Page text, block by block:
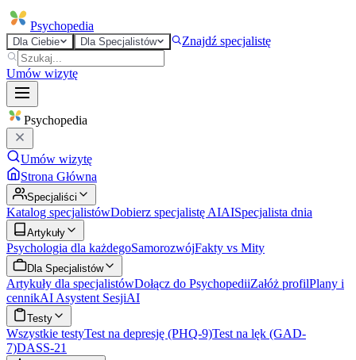
Psychopedia
Dla Ciebie Dla Specjalistów Znajdź specjalistę
Umów wizytę
Psychopedia
Umów wizytę
Strona Główna
Specjaliści
Katalog specjalistówDobierz specjalistę AIAISpecjalista dnia
Artykuły
Psychologia dla każdegoSamorozwójFakty vs Mity
Dla Specjalistów
Artykuły dla specjalistówDołącz do PsychopediiZałóż profilPlany i
cennikAI Asystent SesjiAI
Testy
Wszystkie testyTest na depresję (PHQ-9)Test na lęk (GAD-
7)DASS-21